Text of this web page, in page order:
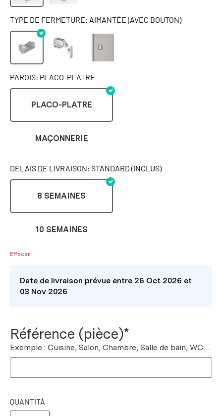
TYPE DE FERMETURE: AIMANTÉE (AVEC BOUTON)
PAROIS: PLACO-PLATRE
PLACO-PLATRE
MAÇONNERIE
DELAIS DE LIVRAISON: STANDARD (INCLUS)
8 SEMAINES
10 SEMAINES
Effacer
Date de livraison prévue entre 26 Oct 2026 et
03 Nov 2026
Référence (pièce)*
Exemple : Cuisine, Salon, Chambre, Salle de bain, WC…
QUANTITÀ